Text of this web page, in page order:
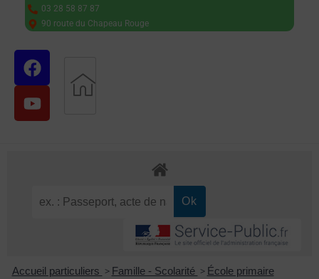
03 28 58 87 87
90 route du Chapeau Rouge
Accueil particuliers > Famille - Scolarité > École primaire